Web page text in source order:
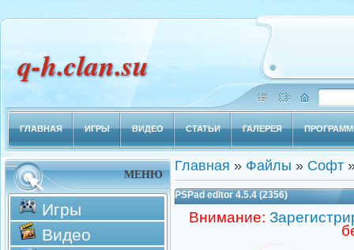
q-h.clan.su
ГЛАВНАЯ ИГРЫ ВИДЕО СТАТЬИ ГАЛЕРЕЯ
МЕНЮ
Игры
Видео
Главная » Файлы » Софт
PSPad editor 4.5.4 (2356)
Внимание: